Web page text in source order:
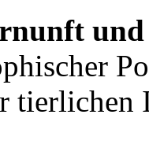
tierlichen